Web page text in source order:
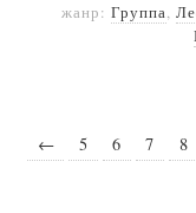
жанр: Группа,
← 5 6 7 8